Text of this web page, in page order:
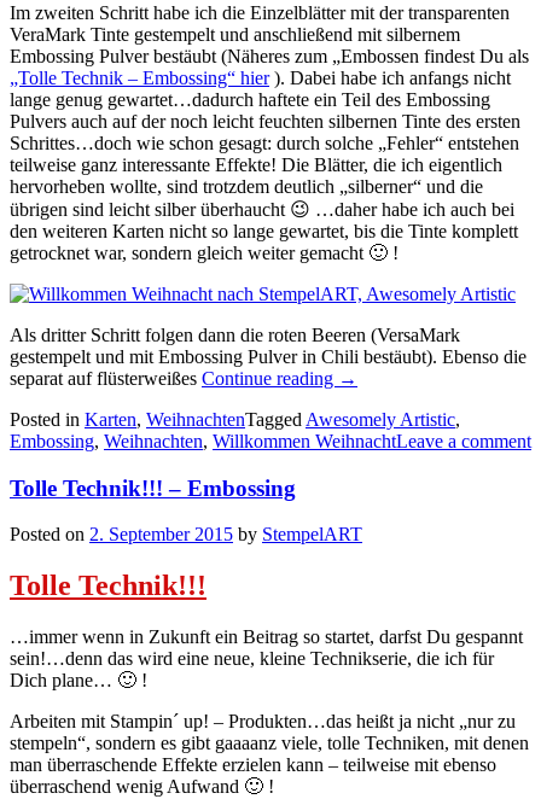
Im zweiten Schritt habe ich die Einzelblätter mit der transparenten
VeraMark Tinte gestempelt und anschließend mit silbernem
Embossing Pulver bestäubt (Näheres zum „Embossen findest Du als
„Tolle Technik – Embossing“ hier). Dabei habe ich anfangs nicht
lange genug gewartet…dadurch haftete ein Teil des Embossing
Pulvers auch auf der noch leicht feuchten silbernen Tinte des ersten
Schrittes…doch wie schon gesagt: durch solche „Fehler“ entstehen
teilweise ganz interessante Effekte! Die Blätter, die ich eigentlich
hervorheben wollte, sind trotzdem deutlich „silberner“ und die
übrigen sind leicht silber überhaucht 😉 …daher habe ich auch bei
den weiteren Karten nicht so lange gewartet, bis die Tinte komplett
getrocknet war, sondern gleich weiter gemacht 🙂 !
Als dritter Schritt folgen dann die roten Beeren (VersaMark
gestempelt und mit Embossing Pulver in Chili bestäubt). Ebenso die
separat auf flüsterweißes Continue reading „Willkommen
→
Posted in Karten, WeihnachtenTagged Awesomely Artistic,
Embossing, Weihnachten, Willkommen WeihnachtLeave a comment
Tolle Technik!!! – Embossing
Posted on 2. September 2015 by StempelART
Tolle Technik!!!
…immer wenn in Zukunft ein Beitrag so startet, darfst Du gespannt
sein!…denn das wird eine neue, kleine Technikserie, die ich für
Dich plane… 🙂 !
Arbeiten mit Stampin´ up! – Produkten…das heißt ja nicht „nur zu
stempeln“, sondern es gibt gaaaanz viele, tolle Techniken, mit denen
man überraschende Effekte erzielen kann – teilweise mit ebenso
überraschend wenig Aufwand 🙂 !